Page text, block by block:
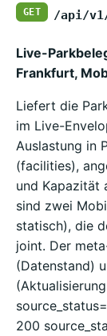
GET /api/
Live-
Frankfurt,
Liefert die
im Live-
Auslastung in
(facilities),
und Kapazität
sind zwei
statisch), die
joint. Der
(Datenstand)
200